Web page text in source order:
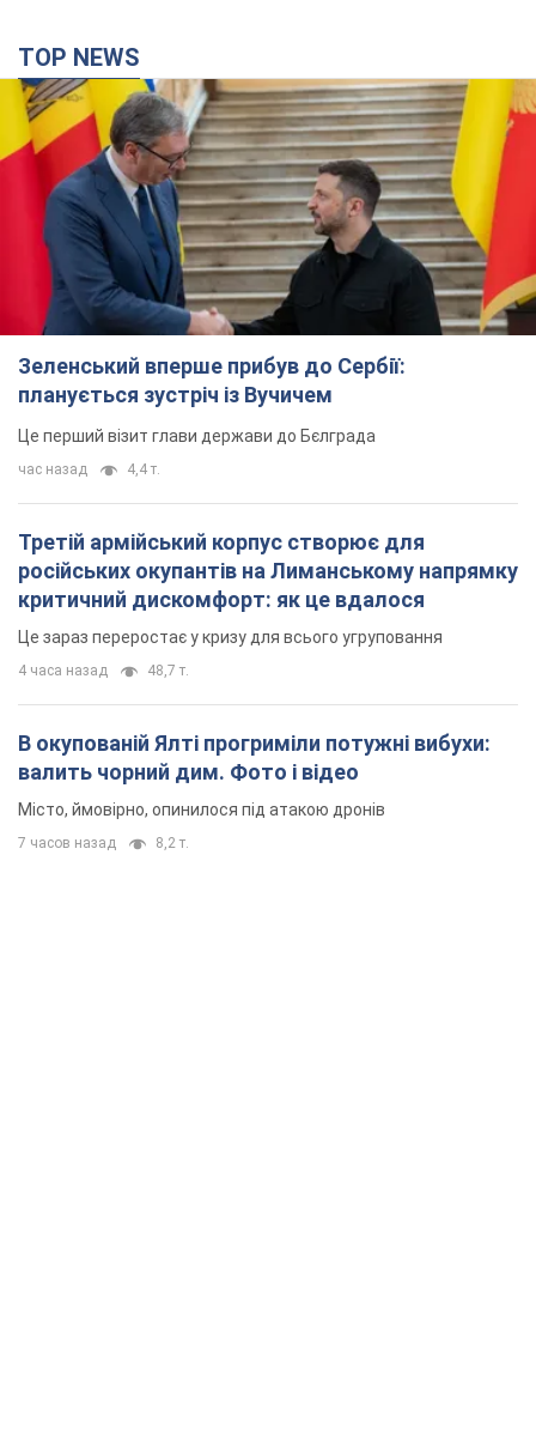
TOP NEWS
Зеленський вперше прибув до Сербії:
планується зустріч із Вучичем
Це перший візит глави держави до Бєлграда
час назад 4,4 т.
Третій армійський корпус створює для
російських окупантів на Лиманському напрямку
критичний дискомфорт: як це вдалося
Це зараз переростає у кризу для всього угруповання
4 часа назад 48,7 т.
В окупованій Ялті прогриміли потужні вибухи:
валить чорний дим. Фото і відео
Місто, ймовірно, опинилося під атакою дронів
7 часов назад 8,2 т.